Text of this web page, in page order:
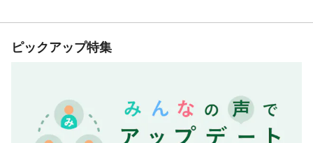
ピックアップ特集